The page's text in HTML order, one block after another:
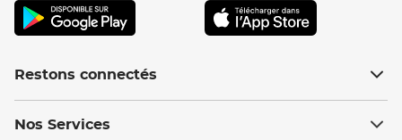
Restons connectés
Nos Services